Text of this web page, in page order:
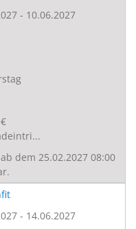
- 10.06.2027
dem 25.02.2027 08:00
- 14.06.2027